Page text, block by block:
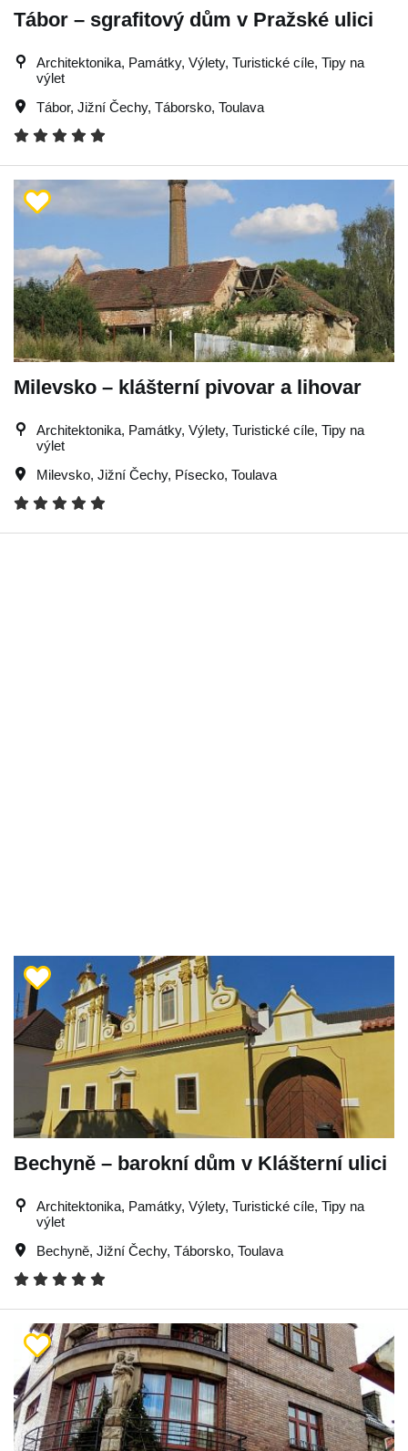
Tábor – sgrafitový dům v Pražské ulici
Architektonika, Památky, Výlety, Turistické cíle, Tipy na
výlet
Tábor, Jižní Čechy, Táborsko, Toulava
Milevsko – klášterní pivovar a lihovar
Architektonika, Památky, Výlety, Turistické cíle, Tipy na
výlet
Milevsko, Jižní Čechy, Písecko, Toulava
Bechyně – barokní dům v Klášterní ulici
Architektonika, Památky, Výlety, Turistické cíle, Tipy na
výlet
Bechyně, Jižní Čechy, Táborsko, Toulava